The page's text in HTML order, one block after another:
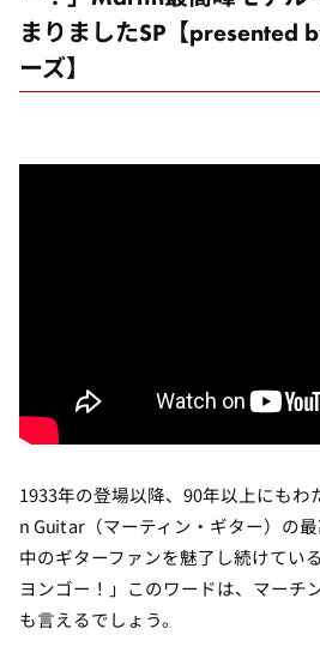
まりましたSP【presented
ーズ】
1933年の登場以降、90年以上にも
n Guitar（マーティン・ギター）の
中のギターファンを魅了し続けてい
ヨンゴー！」このワードは、マーチ
も言えるでしょう。